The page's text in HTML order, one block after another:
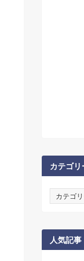
カテゴリ
テ
ー
人気記事